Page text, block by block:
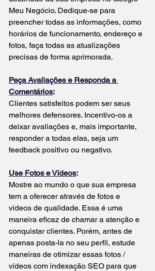
Meu Negócio. Dedique-se para
preencher todas as informações, como
horários de funcionamento, endereço e
fotos, faça todas as atualizações
precisas de forma aprimorada.
Peça Avaliações e Responda a
Comentários:
Clientes satisfeitos podem ser seus
melhores defensores. Incentivo-os a
deixar avaliações e, mais importante,
responder a todas elas, seja um
feedback positivo ou negativo.
Use Fotos e Vídeos:
Mostre ao mundo o que sua empresa
tem a oferecer através de fotos e
vídeos de qualidade. Essa é uma
maneira eficaz de chamar a atenção e
conquistar clientes. Porém, antes de
apenas posta-la no seu perfil, estude
maneiras de otimizar essas fotos /
vídeos com indexação SEO para que